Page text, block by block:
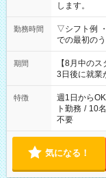
します。
勤務時間
▽シフト例
での最初のうちは
今ご覧のお
時間。 合
期間
【8月中の
3日後に就業
特徴 週1日からOK
ト勤務 / 10
不要
気になる！